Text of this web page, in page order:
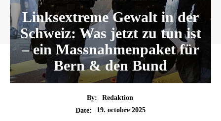
Linksextreme Gewalt in der
Schweiz: Was jetzt zu tun ist
– ein Massnahmenpaket für
Bern & den Bund
By:
Redaktion
Date:
19. octobre 2025